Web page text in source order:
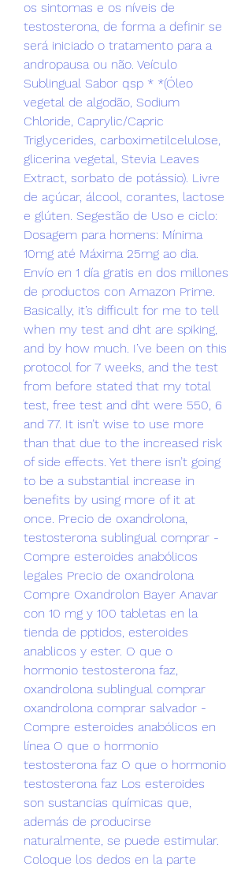
os sintomas e os níveis de
testosterona, de forma a definir se
será iniciado o tratamento para a
andropausa ou não. Veículo
Sublingual Sabor qsp * *(Óleo
vegetal de algodão, Sodium
Chloride, Caprylic/Capric
Triglycerides, carboximetilcelulose,
glicerina vegetal, Stevia Leaves
Extract, sorbato de potássio). Livre
de açúcar, álcool, corantes, lactose
e glúten. Segestão de Uso e ciclo:
Dosagem para homens: Mínima
10mg até Máxima 25mg ao dia.
Envío en 1 día gratis en dos millones
de productos con Amazon Prime.
Basically, it’s difficult for me to tell
when my test and dht are spiking,
and by how much. I’ve been on this
protocol for 7 weeks, and the test
from before stated that my total
test, free test and dht were 550, 6
and 77. It isn’t wise to use more
than that due to the increased risk
of side effects. Yet there isn’t going
to be a substantial increase in
benefits by using more of it at
once. Precio de oxandrolona,
testosterona sublingual comprar -
Compre esteroides anabólicos
legales Precio de oxandrolona
Compre Oxandrolon Bayer Anavar
con 10 mg y 100 tabletas en la
tienda de pptidos, esteroides
anablicos y ester. O que o
hormonio testosterona faz,
oxandrolona sublingual comprar
oxandrolona comprar salvador -
Compre esteroides anabólicos en
línea O que o hormonio
testosterona faz O que o hormonio
testosterona faz Los esteroides
son sustancias químicas que,
además de producirse
naturalmente, se puede estimular.
Coloque los dedos en la parte